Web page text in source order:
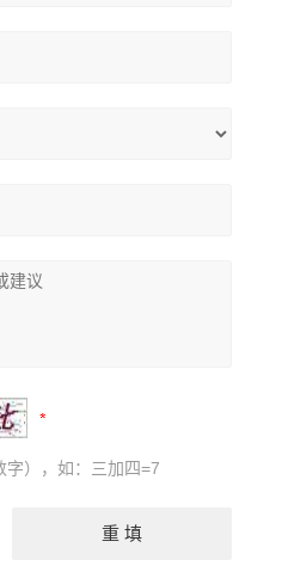
字），如：三加四=7